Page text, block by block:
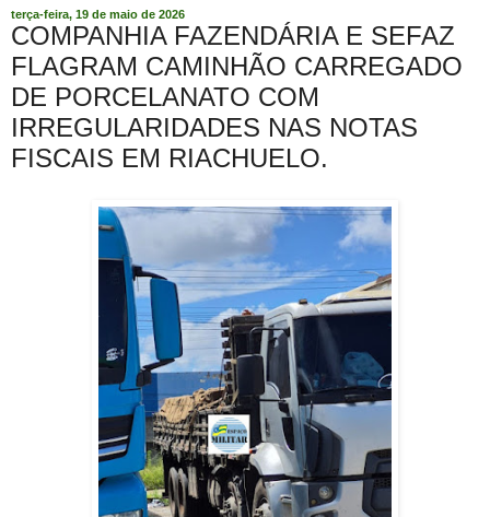
terça-feira, 19 de maio de 2026
COMPANHIA FAZENDÁRIA E SEFAZ
FLAGRAM CAMINHÃO CARREGADO
DE PORCELANATO COM
IRREGULARIDADES NAS NOTAS
FISCAIS EM RIACHUELO.